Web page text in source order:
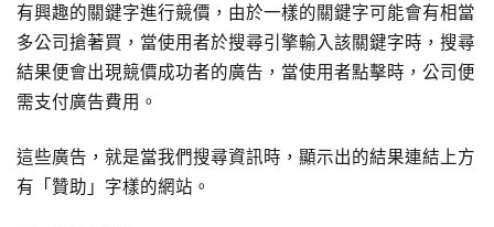
有興趣的關鍵字進行競價，由於一樣的關鍵字可能會有相當
多公司搶著買，當使用者於搜尋引擎輸入該關鍵字時，搜尋
結果便會出現競價成功者的廣告，當使用者點擊時，公司便
需支付廣告費用。
這些廣告，就是當我們搜尋資訊時，顯示出的結果連結上方
有「贊助」字樣的網站。